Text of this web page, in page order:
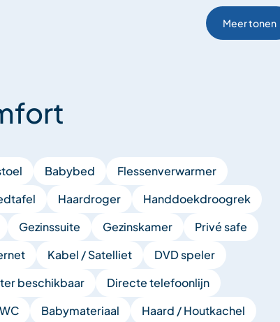
Meer tonen
Babybed
Flessenverwarmer
Haardroger
Handdoekdroogrek
Gezinssuite Gezinskamer
Privé safe
Kabel / Satelliet
DVD speler
beschikbaar
Directe telefoonlijn
Babymateriaal
Haard / Houtkachel